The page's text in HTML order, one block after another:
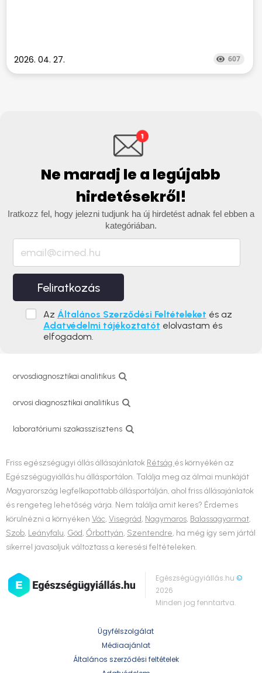
2026. 04. 27. 607
Ne maradj le a legújabb
hirdetésekről!
Iratkozz fel, hogy jelezni tudjunk ha új hirdetést adnak fel ebben a
kategóriában.
Feliratkozás
Az Általános Szerződési Feltételeket és az
Adatvédelmi tájékoztatót elolvastam és
elfogadom.
orvosdiagnosztikai analitikus
orvosi diagnosztikai analitikus
laboratóriumi szakasszisztens
Friss egészségügyi állás állásajánlatok Rétság és környékén az
Egészségügyiállás.hu állásportálon. Találja meg az álmai munkáját
Magyarország legfelkapottabb állásportálján, ahol friss állásajánlatok
és rengeteg lehetőség várja. Nem találja amit keres? Érdemes
körülnézni a környéken Vác, Visegrád, Nagymaros, Balassagyarmat,
Szob, Leányfalu, Göd, Őrbottyán, Szentendre, ha még így sem jártál
sikerrel javasoljuk változtass a keresési feltételeken.
Egészségügyiállás.hu©
2026
Minden jog fenntartva.
Ügyfélszolgálat
Médiaajánlat
Általános szerződési feltételek